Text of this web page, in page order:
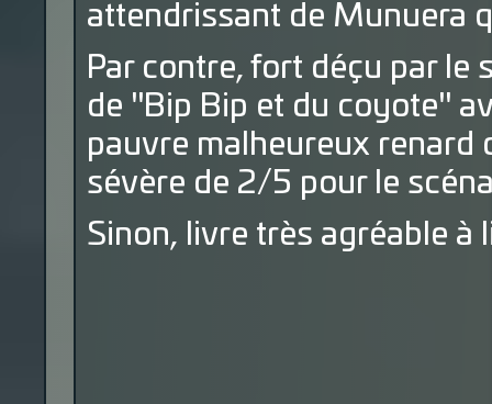
attendrissant de Munuera
Par contre, fort déçu par le
de "Bip Bip et du coyote"
pauvre malheureux renard
sévère de 2/5 pour le
Sinon, livre très agréable à